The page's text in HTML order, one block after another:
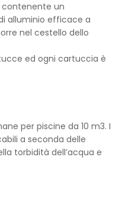
contenente un
alluminio efficace a
nel cestello dello
ed ogni cartuccia è
per piscine da 10 m3. I
a seconda delle
torbidità dell’acqua e